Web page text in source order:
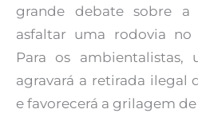
grande debate sobre a
asfaltar uma rodovia no
Para os ambientalistas,
agravará a retirada ilegal
e favorecerá a grilagem de